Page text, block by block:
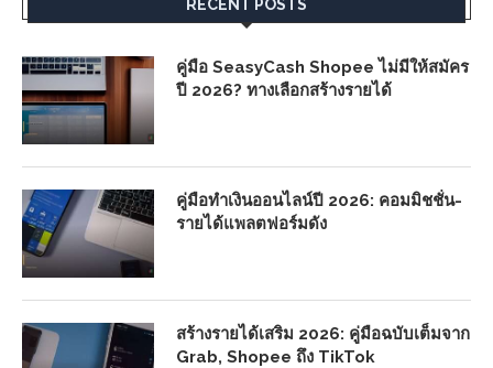
RECENT POSTS
คู่มือ SeasyCash Shopee ไม่มีให้สมัคร
ปี 2026? ทางเลือกสร้างรายได้
คู่มือทำเงินออนไลน์ปี 2026: คอมมิชชั่น-
รายได้แพลตฟอร์มดัง
สร้างรายได้เสริม 2026: คู่มือฉบับเต็มจาก
Grab, Shopee ถึง TikTok